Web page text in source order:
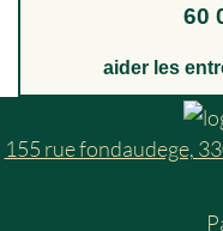
60
aider les
155 rue fondaudege,